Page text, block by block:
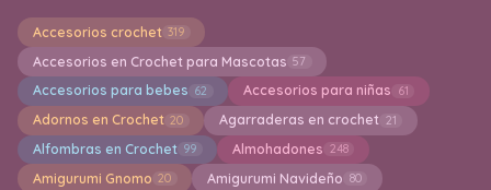
Accesorios crochet 319
Accesorios en Crochet para Mascotas 57
Accesorios para bebes 62 Accesorios para niñas 61
Adornos en Crochet 20 Agarraderas en crochet 21
Alfombras en Crochet 99 Almohadones 248
Amigurumi Gnomo 20 Amigurumi Navideño 80